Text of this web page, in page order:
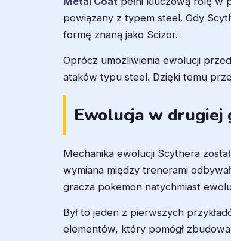
powiązany z typem steel. Gdy
formę znaną jako Scizor.
Oprócz umożliwienia ewolucji
ataków typu steel. Dzięki temu
Ewolucja w drugiej
Mechanika ewolucji Scythera
wymiana między trenerami
gracza pokemon natychmiast
Był to jeden z pierwszych
elementów, który pomógł